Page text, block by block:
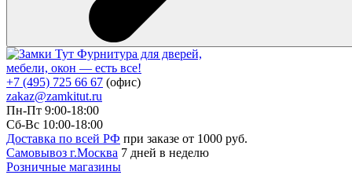
Фурнитура для дверей,
мебели, окон — есть все!
+7 (495) 725 66 67 (офис)
zakaz@zamkitut.ru
Пн-Пт 9:00-18:00
Сб-Вс 10:00-18:00
Доставка по всей РФ при заказе от 1000 руб.
Самовывоз г.Москва 7 дней в неделю
Розничные магазины